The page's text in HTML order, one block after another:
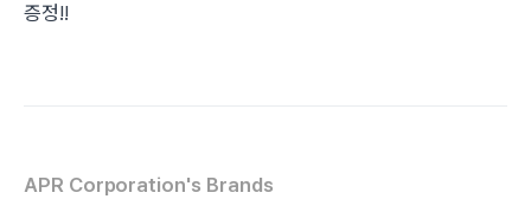
증정!!
APR Corporation's Brands